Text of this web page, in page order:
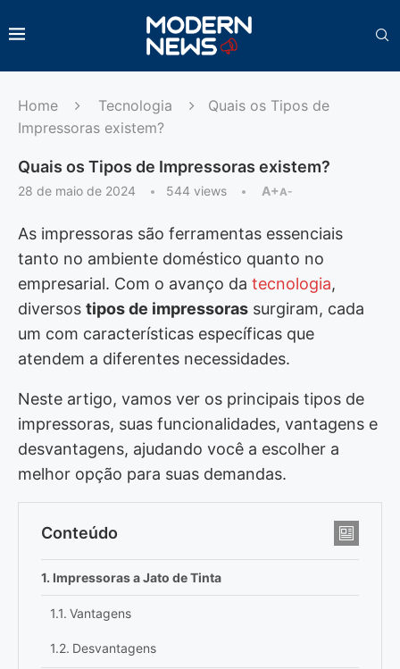
Home Tecnologia
Quais os Tipos de
Impressoras existem?
Quais os Tipos de Impressoras existem?
28 de maio de 2024 544 views A+A-
As impressoras são ferramentas essenciais
tanto no ambiente doméstico quanto no
empresarial. Com o avanço da tecnologia,
diversos tipos de impressoras surgiram, cada
um com características específicas que
atendem a diferentes necessidades.
Neste artigo, vamos ver os principais tipos de
impressoras, suas funcionalidades, vantagens e
desvantagens, ajudando você a escolher a
melhor opção para suas demandas.
Conteúdo
Impressoras a Jato de Tinta
Vantagens
Desvantagens